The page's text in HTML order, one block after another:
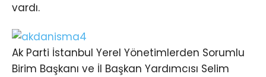
vardı.
Ak Parti İstanbul Yerel Yönetimlerden Sorumlu
Birim Başkanı ve İl Başkan Yardımcısı Selim